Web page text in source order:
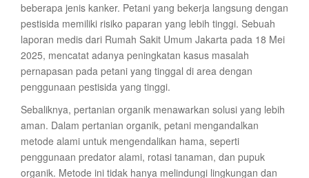
beberapa jenis kanker. Petani yang bekerja langsung dengan
pestisida memiliki risiko paparan yang lebih tinggi. Sebuah
laporan medis dari Rumah Sakit Umum Jakarta pada 18 Mei
2025, mencatat adanya peningkatan kasus masalah
pernapasan pada petani yang tinggal di area dengan
penggunaan pestisida yang tinggi.
Sebaliknya, pertanian organik menawarkan solusi yang lebih
aman. Dalam pertanian organik, petani mengandalkan
metode alami untuk mengendalikan hama, seperti
penggunaan predator alami, rotasi tanaman, dan pupuk
organik. Metode ini tidak hanya melindungi lingkungan dan